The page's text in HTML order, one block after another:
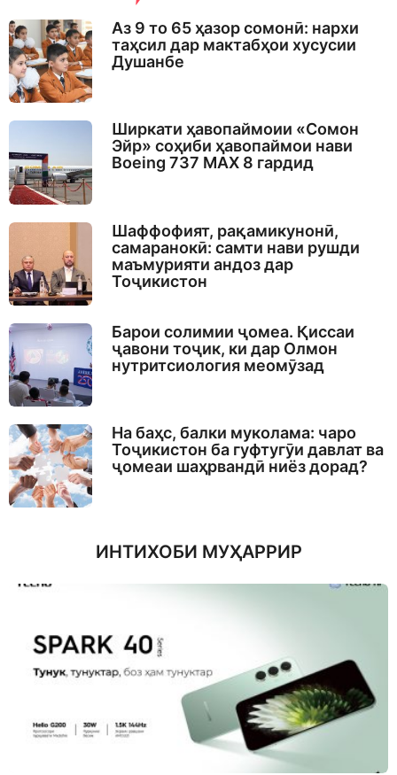
o
Аз 9 то 65 ҳазор сомонӣ: нархи
таҳсил дар мактабҳои хусусии
Душанбе
Ширкати ҳавопаймоии «Сомон
Эйр» соҳиби ҳавопаймои нави
Boeing 737 MAX 8 гардид
Шаффофият, рақамикунонӣ,
самаранокӣ: самти нави рушди
маъмурияти андоз дар
Тоҷикистон
Барои солимии ҷомеа. Қиссаи
ҷавони тоҷик, ки дар Олмон
нутритсиология меомӯзад
На баҳс, балки муколама: чаро
Тоҷикистон ба гуфтугӯи давлат ва
ҷомеаи шаҳрвандӣ ниёз дорад?
ИНТИХОБИ МУҲАРРИР